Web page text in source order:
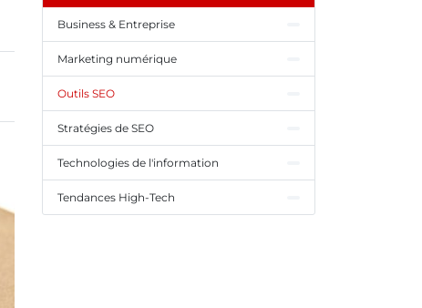
Business & Entreprise
Marketing numérique
Outils SEO
Stratégies de SEO
Technologies de l'information
Tendances High-Tech